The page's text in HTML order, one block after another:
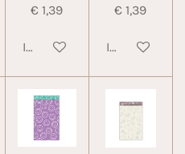
€ 1,39
In winkelwagen
€ 1,39
In